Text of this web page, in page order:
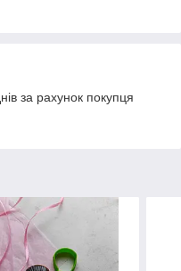
за рахунок покупця